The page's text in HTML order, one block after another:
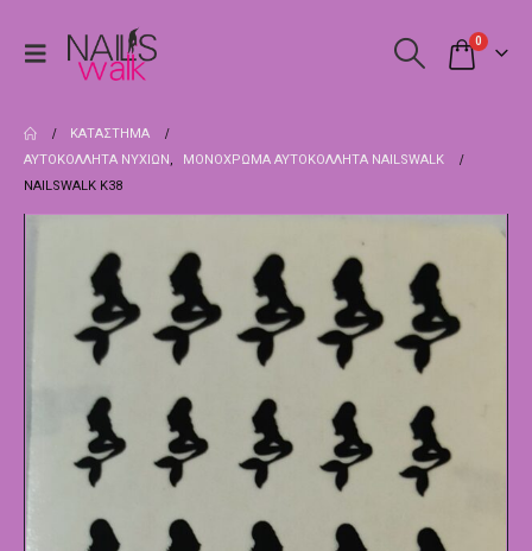
0
ΚΑΤΆΣΤΗΜΑ
ΑΥΤΟΚΌΛΛΗΤΑ ΝΥΧΙΏΝ,
ΜΟΝΌΧΡΩΜΑ ΑΥΤΟΚΌΛΛΗΤΑ NAILSWALK
NAILSWALK Κ38